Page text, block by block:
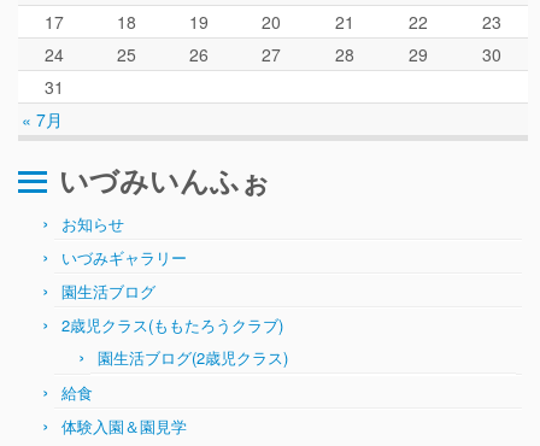
« 7月
17
18 19 20 21 22
23
24
25 26 27 28 29
30
31
いづみいんふぉ
お知らせ
いづみギャラリー
園生活ブログ
2歳児クラス(ももたろうクラブ)
園生活ブログ(2歳児クラス)
給食
体験入園＆園見学